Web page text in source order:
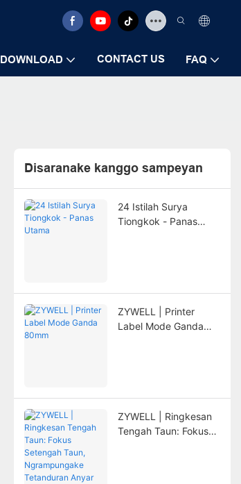
DOWNLOAD CONTACT US FAQ
Disaranake kanggo sampeyan
24 Istilah Surya
Tiongkok - Panas
ZYWELL | Printer
Label Mode Ganda
ZYWELL | Ringkesan
Tengah Taun: Fokus